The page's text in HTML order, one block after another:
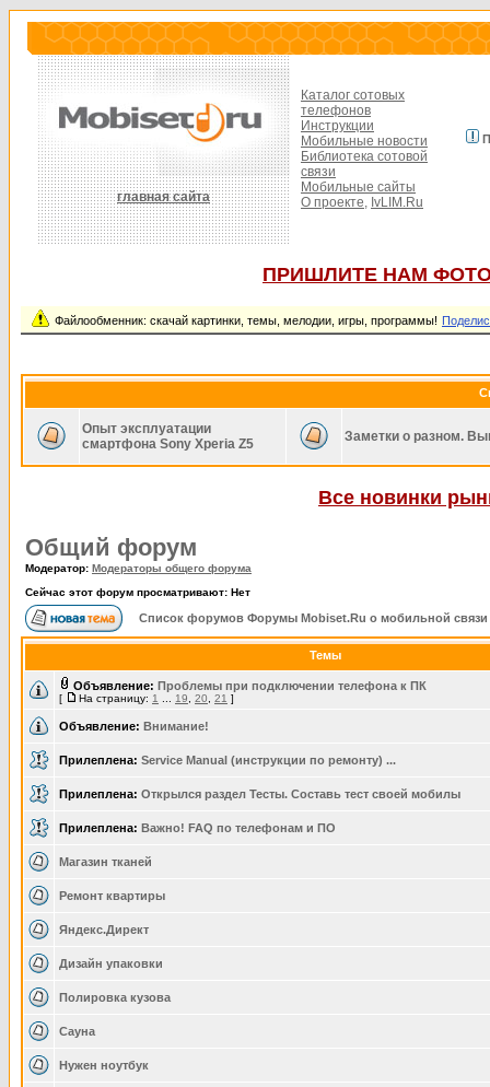
главная сайта
Каталог сотовых
телефонов
Инструкции
Мобильные новости
Библиотека сотовой
связи
Мобильные сайты
О проекте, IvLIM.Ru
ПРИШЛИТЕ НАМ
Файлообменник: скачай картинки, темы, мелодии, игры, программы!
Опыт эксплуатации
смартфона Sony Xperia Z5
Заметки о разном.
Все новинки
Общий форум
Модератор: Модераторы общего форума
Сейчас этот форум просматривают: Нет
Список форумов Форумы Mobiset.Ru о мобильной связи
Темы
Объявление: Проблемы при подключении телефона к ПК
[ На страницу: 1 19 20 21 ]
Объявление: Внимание!
Прилеплена: Service Manual (инструкции по ремонту) ...
Прилеплена: Открылся раздел Тесты. Составь тест своей мобилы
Прилеплена: Важно! FAQ по телефонам и ПО
Магазин тканей
Ремонт квартиры
Яндекс.Директ
Дизайн упаковки
Полировка кузова
Сауна
Нужен ноутбук